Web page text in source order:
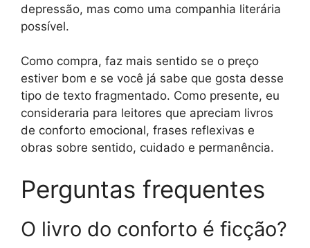
depressão, mas como uma companhia literária
possível.
Como compra, faz mais sentido se o preço
estiver bom e se você já sabe que gosta desse
tipo de texto fragmentado. Como presente, eu
consideraria para leitores que apreciam livros
de conforto emocional, frases reflexivas e
obras sobre sentido, cuidado e permanência.
Perguntas frequentes
O livro do conforto é ficção?